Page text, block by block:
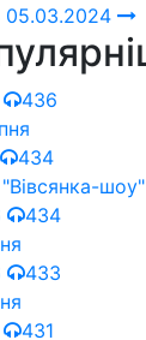
05.03.2024
436
434
434
433
431